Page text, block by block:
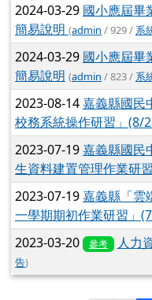
2024-03-29 國小應屆畢
簡易說明 (admin / 929 / 系
2024-03-29 國小應屆畢
簡易說明 (admin / 823 / 系
2023-08-14嘉義縣國民
校務系統操作研習」(8/
2023-07-19嘉義縣國民
生資料建置管理作業研
2023-07-19嘉義縣「雲
一學期期初作業研習」
2023-03-20 參考 人力
告)